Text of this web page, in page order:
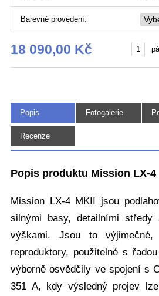
Barevné provedení:
18 090,00 Kč
Popis Fotogalerie
Recenze
Popis produktu Mission LX-4
Mission LX-4 MKII jsou
silnými basy, detailními
výškami. Jsou to výjimečné,
reproduktory, použitelné s
výborně osvědčily ve spojení s
351 A, kdy výsledný projev